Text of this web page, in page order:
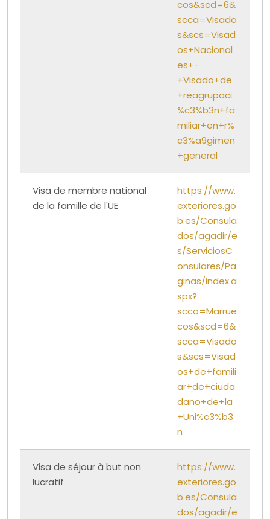
cos&scd=6&
scca=Visado
s&scs=Visad
os+Nacional
es+-
+Visado+de
+reagrupaci
%c3%b3n+fa
miliar+en+r%
c3%a9gimen
+general
Visa de membre national
de la famille de l'UE
https://www.
exteriores.go
b.es/Consula
dos/agadir/e
s/ServiciosC
onsulares/Pa
ginas/index.a
spx?
scco=Marrue
cos&scd=6&
scca=Visado
s&scs=Visad
os+de+famili
ar+de+ciuda
dano+de+la
+Uni%c3%b3
n
Visa de séjour à but non
lucratif
https://www.
exteriores.go
b.es/Consula
dos/agadir/e